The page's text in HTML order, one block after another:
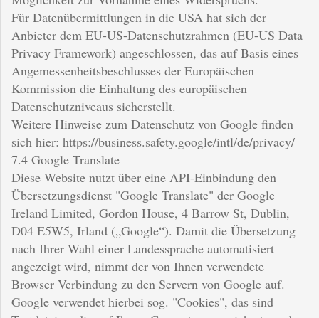
Für Datenübermittlungen in die USA hat sich der
Anbieter dem EU-US-Datenschutzrahmen (EU-US Data
Privacy Framework) angeschlossen, das auf Basis eines
Angemessenheitsbeschlusses der Europäischen
Kommission die Einhaltung des europäischen
Datenschutzniveaus sicherstellt.
Weitere Hinweise zum Datenschutz von Google finden
sich hier: https://business.safety.google/intl/de/privacy/
7.4 Google Translate
Diese Website nutzt über eine API-Einbindung den
Übersetzungsdienst "Google Translate" der Google
Ireland Limited, Gordon House, 4 Barrow St, Dublin,
D04 E5W5, Irland („Google“). Damit die Übersetzung
nach Ihrer Wahl einer Landessprache automatisiert
angezeigt wird, nimmt der von Ihnen verwendete
Browser Verbindung zu den Servern von Google auf.
Google verwendet hierbei sog. "Cookies", das sind